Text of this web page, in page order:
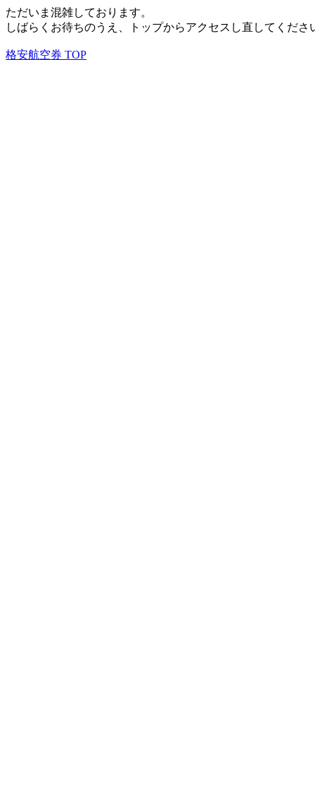
ただいま混雑しております。
しばらくお待ちのうえ、トップからアクセスし直してくださ
格安航空券 TOP